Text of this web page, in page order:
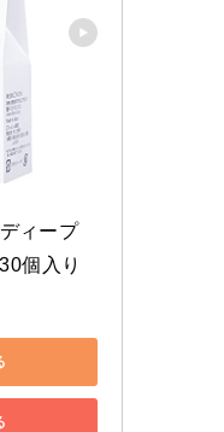
ィープ
個入り